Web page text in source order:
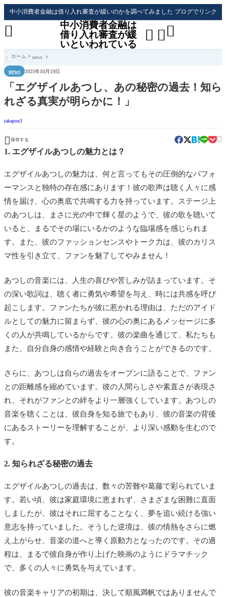
中小消費者金融は借り入れ審査が緩いのかを調べてみました ブログでリンク
中小消費者金融は
借り入れ審査が緩
いといわれている
 

 ホーム news
news 2025年10月19日
「エグザイルあつし、あの秘密の過去！知ら
れざる真実が明らかに！」
takapon3
 保存する 
1. エグザイルあつしの魅力とは？
エグザイルあつしの魅力は、何と言ってもその圧倒的なパフォ
ーマンスと独特の存在感にあります！彼の歌声は聴く人々に感
情を届け、心の奥底で共鳴する力を持っています。ステージ上
のあつしは、まさに光の中で輝く星のようで、彼の歌を聴いて
いると、まるでその場にいるかのような臨場感を感じられま
す。また、彼のファッションセンスやトーク力は、彼のカリス
マ性を引き立て、ファンを魅了してやみません！
あつしの音楽には、人生の喜びや苦しみが詰まっています。そ
の深い歌詞は、聴く者に勇気や希望を与え、時には共感を呼び
起こします。ファンたちが彼に惹かれる理由は、ただのアイド
ルとしての魅力に留まらず、彼の心の奥にあるメッセージに多
くの人が共鳴しているからです。彼の楽曲を通じて、私たちも
また、自分自身の感情や経験と向き合うことができるのです。
さらに、あつしは自らの過去をオープンに語ることで、ファン
との距離感を縮めています。彼の人間らしさや素直さが表現さ
れ、それがファンとの絆をより一層強くしています。あつしの
音楽を聴くことは、彼自身を知る旅でもあり、彼の音楽の背後
にあるストーリーを理解することが、より深い感動を生むので
す。
2. 知られざる秘密の過去
エグザイルあつしの過去は、数々の苦難や葛藤で彩られていま
す。若い頃、彼は家庭環境に恵まれず、さまざまな困難に直面
しましたが、彼はそれに屈することなく、夢を追い続ける強い
意志を持っていました。そうした逆境は、彼の情熱をさらに燃
え上がらせ、音楽の道へと導く原動力となったのです。その過
程は、まるで彼自身が作り上げた映画のようにドラマチック
で、多くの人々に勇気を与えています。
彼の音楽キャリアの初期は、決して順風満帆ではありませんで